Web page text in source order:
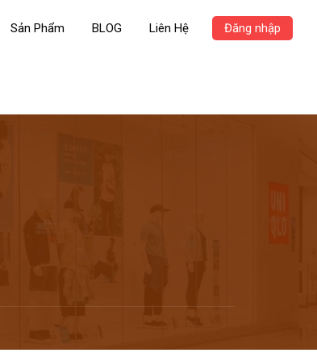
Sản Phẩm BLOG Liên Hệ Đăng nhập